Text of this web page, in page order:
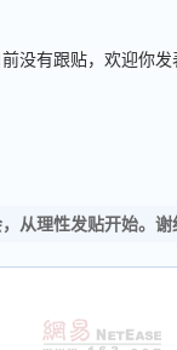
前没有跟贴，欢迎你发
从理性发贴开始。谢